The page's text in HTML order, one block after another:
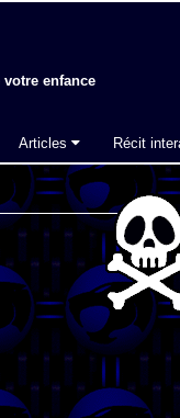
enfance
Articles Récit